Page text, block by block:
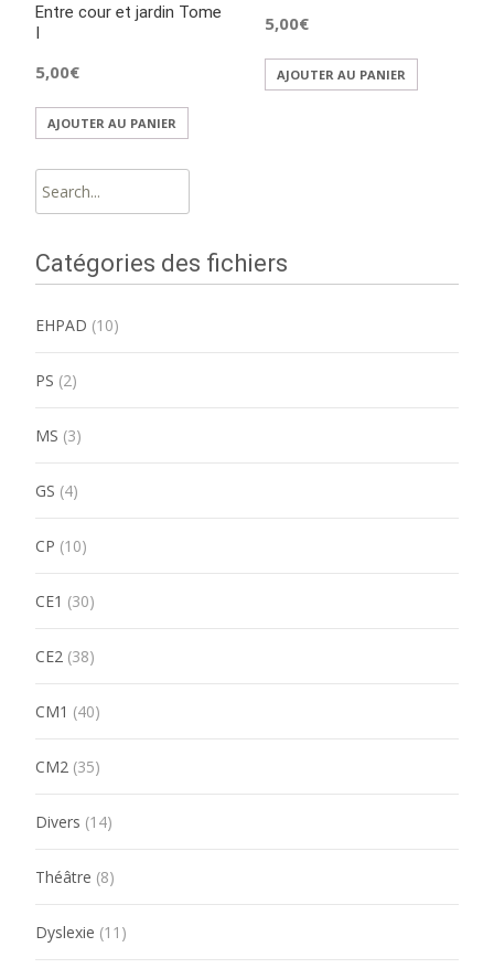
Entre cour et jardin Tome
I
5,00€
AJOUTER AU PANIER
5,00€
AJOUTER AU PANIER
Search
for:
Catégories des fichiers
EHPAD (10)
PS (2)
MS (3)
GS (4)
CP (10)
CE1 (30)
CE2 (38)
CM1 (40)
CM2 (35)
Divers (14)
Théâtre (8)
Dyslexie (11)